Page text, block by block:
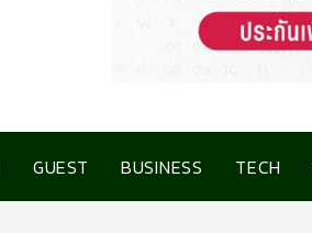
GUEST BUSINESS TECH